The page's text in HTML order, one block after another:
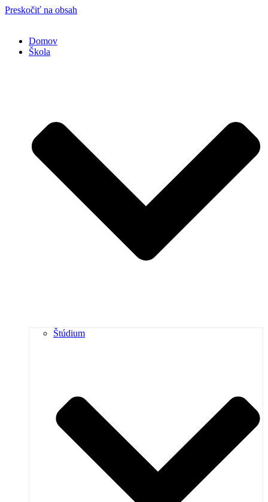
Preskočiť na obsah
Domov
Škola
Štúdium